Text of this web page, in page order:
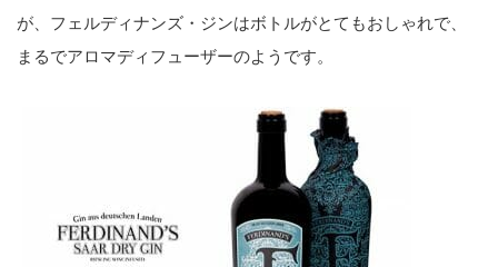
が、フェルディナンズ・ジンはボトルがとてもおしゃれで、
まるでアロマディフューザーのようです。